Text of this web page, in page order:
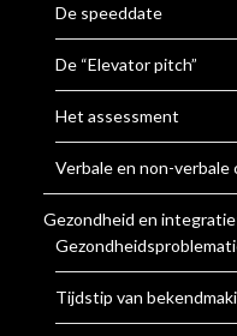
De speeddate
De “Elevator pitch”
Het assessment
Verbale en non-verbale
Gezondheid en integratie
Tijdstip van